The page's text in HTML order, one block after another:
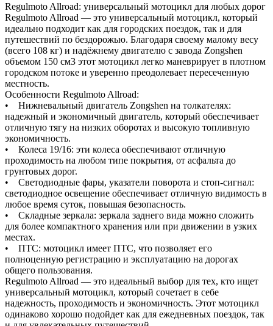
Regulmoto Allroad: универсальный мотоцикл для любых дорог
Regulmoto Allroad — это универсальный мотоцикл, который
идеально подходит как для городских поездок, так и для
путешествий по бездорожью. Благодаря своему малому весу
(всего 108 кг) и надёжнему двигателю с завода Zongshen
объемом 150 см3 этот мотоцикл легко маневрирует в плотном
городском потоке и уверенно преодолевает пересеченную
местность.
Особенности Regulmoto Allroad:
• Нижневальный двигатель Zongshen на толкателях:
надежный и экономичный двигатель, который обеспечивает
отличную тягу на низких оборотах и высокую топливную
экономичность.
• Колеса 19/16: эти колеса обеспечивают отличную
проходимость на любом типе покрытия, от асфальта до
грунтовых дорог.
• Светодиодные фары, указатели поворота и стоп-сигнал:
светодиодное освещение обеспечивает отличную видимость в
любое время суток, повышая безопасность.
• Складные зеркала: зеркала заднего вида можно сложить
для более компактного хранения или при движении в узких
местах.
• ПТС: мотоцикл имеет ПТС, что позволяет его
полноценную регистрацию и эксплуатацию на дорогах
общего пользования.
Regulmoto Allroad — это идеальный выбор для тех, кто ищет
универсальный мотоцикл, который сочетает в себе
надежность, проходимость и экономичность. Этот мотоцикл
одинаково хорошо подойдет как для ежедневных поездок, так